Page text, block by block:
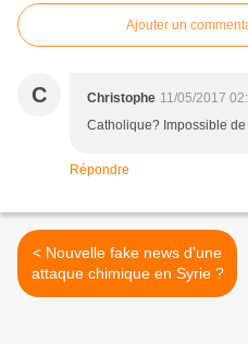
Ajouter un
C Christophe 11/05/2017
Catholique? Impossible de
Répondre
< Nouvelle fake news d'une
attaque chimique en Syrie ?